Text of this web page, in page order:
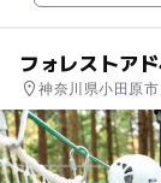
フォレストア
神奈川県小田原